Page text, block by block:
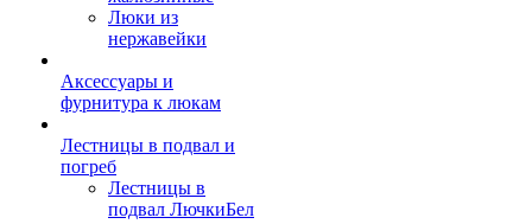
Люки из
нержавейки
Аксессуары и
фурнитура к люкам
Лестницы в подвал и
погреб
Лестницы в
подвал ЛючкиБел